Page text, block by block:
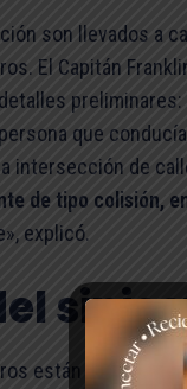
son llevados a
El Capitán
que
intersección de
de tipo colisión,
explicó.
están centradas